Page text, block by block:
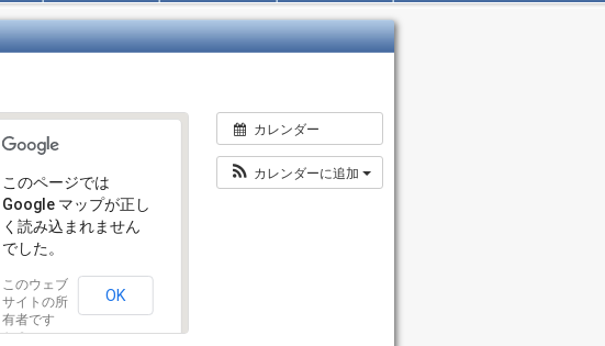
カレンダー
カレンダーに追加
このページでは
Google マップが正し
く読み込まれません
でした。
このウェブ
サイトの所
有者です
か？
OK